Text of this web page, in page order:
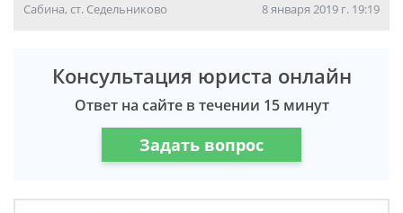
Сабина, ст. Седельниково 8 января 2019 г. 19:19
Консультация юриста онлайн
Ответ на сайте в течении 15 минут
Задать вопрос